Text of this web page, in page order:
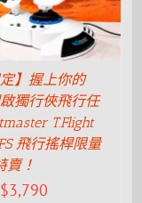
定】握上你的
獨行俠飛行任
T.Flight
飛行搖桿限量
賣！
3,790